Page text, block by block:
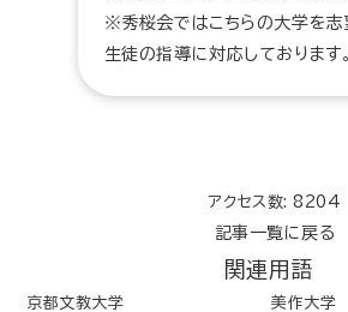
※秀桜会ではこちらの大学を志
生徒の指導に対応しております。
アクセス数: 8204
記事一覧に戻る
関連用語
京都文教大学 美作大学